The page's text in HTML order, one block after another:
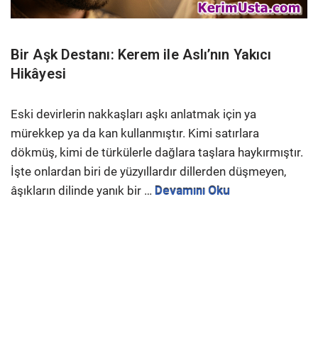
Bir Aşk Destanı: Kerem ile Aslı’nın Yakıcı
Hikâyesi
Eski devirlerin nakkaşları aşkı anlatmak için ya
mürekkep ya da kan kullanmıştır. Kimi satırlara
dökmüş, kimi de türkülerle dağlara taşlara haykırmıştır.
İşte onlardan biri de yüzyıllardır dillerden düşmeyen,
âşıkların dilinde yanık bir … Devamını Oku